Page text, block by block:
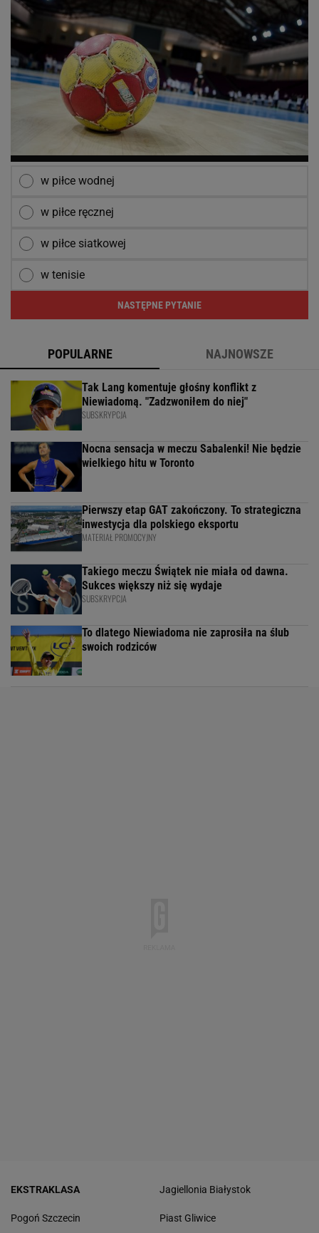
w piłce wodnej
w piłce ręcznej
w piłce siatkowej
w tenisie
NASTĘPNE PYTANIE
POPULARNE NAJNOWSZE
Tak Lang komentuje głośny konflikt z
Niewiadomą. "Zadzwoniłem do niej"
SUBSKRYPCJA
Nocna sensacja w meczu Sabalenki! Nie będzie
wielkiego hitu w Toronto
Pierwszy etap GAT zakończony. To strategiczna
inwestycja dla polskiego eksportu
MATERIAŁ PROMOCYJNY
Takiego meczu Świątek nie miała od dawna.
Sukces większy niż się wydaje
SUBSKRYPCJA
To dlatego Niewiadoma nie zaprosiła na ślub
swoich rodziców
EKSTRAKLASA
Pogoń Szczecin
Jagiellonia Białystok
Piast Gliwice